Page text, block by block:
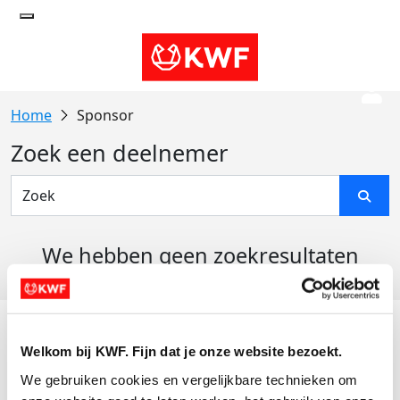
Welkom bij KWF. Fijn dat je onze website bezoekt.
We gebruiken cookies en vergelijkbare technieken om
Sponsor
Zoek een deelnemer
We hebben geen zoekresultaten
Actiematerialen
Evenementen